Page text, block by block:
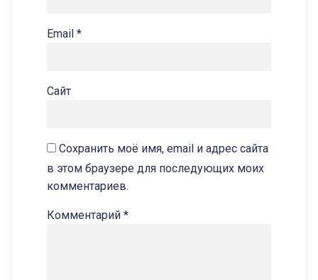
Email *
Сайт
Сохранить моё имя, email и адрес сайта
в этом браузере для последующих моих
комментариев.
Комментарий *